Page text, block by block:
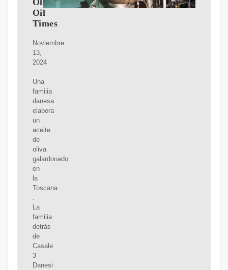
Olive
Oil
Times
Noviembre
13,
2024
.
Una
familia
danesa
elabora
un
aceite
de
oliva
galardonado
en
la
Toscana
.
La
familia
detrás
de
Casale
3
Danesi